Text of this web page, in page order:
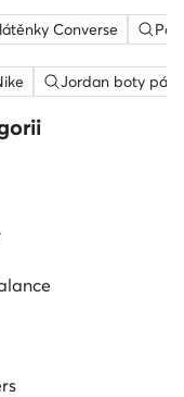
Converse
Jordan boty